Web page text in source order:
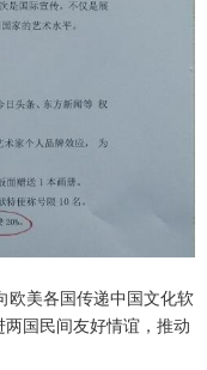
欧美各国传递中国文化软
国民间友好情谊，推动